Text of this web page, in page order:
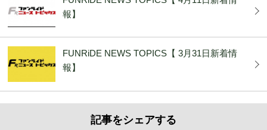
報】
FUNRiDE NEWS TOPICS【 3月31日新着情
報】
記事をシェアする